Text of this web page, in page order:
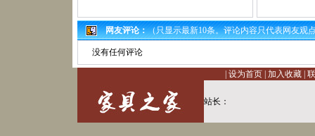
网友评论：（只显示最新10条。评论内容只代表网友观
没有任何评论
设为首页| 加入收藏|
站长：